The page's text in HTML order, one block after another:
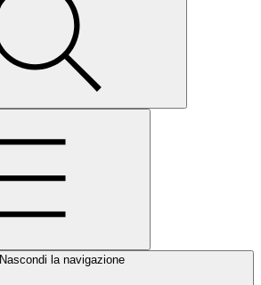
Nascondi la navigazione